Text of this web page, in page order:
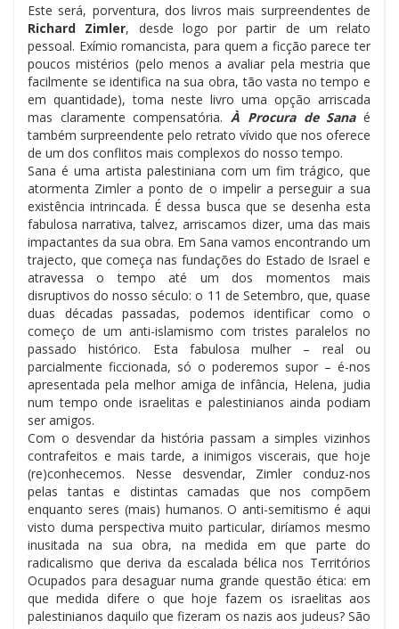
Este será, porventura, dos livros mais surpreendentes de
Richard Zimler, desde logo por partir de um relato
pessoal. Exímio romancista, para quem a ficção parece ter
poucos mistérios (pelo menos a avaliar pela mestria que
facilmente se identifica na sua obra, tão vasta no tempo e
em quantidade), toma neste livro uma opção arriscada
mas claramente compensatória.À Procura de Sana é
também surpreendente pelo retrato vívido que nos oferece
de um dos conflitos mais complexos do nosso tempo.
Sana é uma artista palestiniana com um fim trágico, que
atormenta Zimler a ponto de o impelir a perseguir a sua
existência intrincada. É dessa busca que se desenha esta
fabulosa narrativa, talvez, arriscamos dizer, uma das mais
impactantes da sua obra. Em Sana vamos encontrando um
trajecto, que começa nas fundações do Estado de Israel e
atravessa o tempo até um dos momentos mais
disruptivos do nosso século: o 11 de Setembro, que, quase
duas décadas passadas, podemos identificar como o
começo de um anti-islamismo com tristes paralelos no
passado histórico. Esta fabulosa mulher – real ou
parcialmente ficcionada, só o poderemos supor – é-nos
apresentada pela melhor amiga de infância, Helena, judia
num tempo onde israelitas e palestinianos ainda podiam
ser amigos.
Com o desvendar da história passam a simples vizinhos
contrafeitos e mais tarde, a inimigos viscerais, que hoje
(re)conhecemos. Nesse desvendar, Zimler conduz-nos
pelas tantas e distintas camadas que nos compõem
enquanto seres (mais) humanos. O anti-semitismo é aqui
visto duma perspectiva muito particular, diríamos mesmo
inusitada na sua obra, na medida em que parte do
radicalismo que deriva da escalada bélica nos Territórios
Ocupados para desaguar numa grande questão ética: em
que medida difere o que hoje fazem os israelitas aos
palestinianos daquilo que fizeram os nazis aos judeus? São